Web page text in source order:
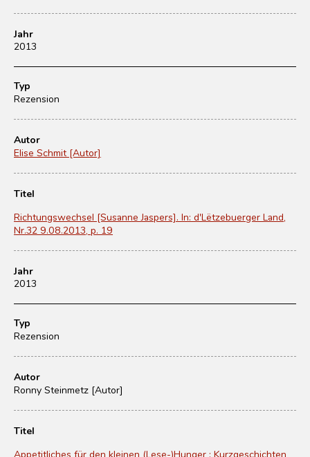
Jahr
2013
Typ
Rezension
Autor
Elise Schmit [Autor]
Titel
Richtungswechsel [Susanne Jaspers]. In: d'Lëtzebuerger Land,
Nr.32 9.08.2013, p. 19
Jahr
2013
Typ
Rezension
Autor
Ronny Steinmetz [Autor]
Titel
Appetitliches für den kleinen (Lese-)Hunger : Kurzgeschichten